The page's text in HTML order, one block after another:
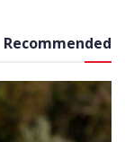
Recommended